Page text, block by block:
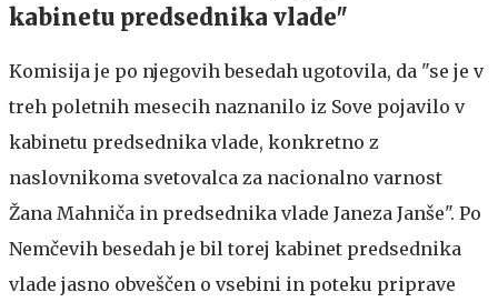
kabinetu predsednika vlade"
Komisija je po njegovih besedah ugotovila, da "se je v
treh poletnih mesecih naznanilo iz Sove pojavilo v
kabinetu predsednika vlade, konkretno z
naslovnikoma svetovalca za nacionalno varnost
Žana Mahniča in predsednika vlade Janeza Janše". Po
Nemčevih besedah je bil torej kabinet predsednika
vlade jasno obveščen o vsebini in poteku priprave